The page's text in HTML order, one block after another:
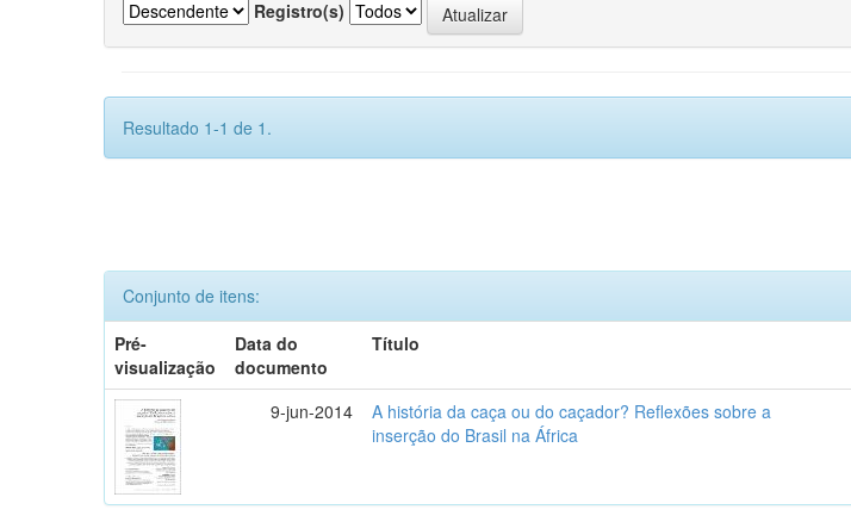
Registro(s)
Resultado 1-1 de 1.
Conjunto de itens:
Pré-
visualização
Data do
documento
Título
9-jun-2014
A história da caça ou do caçador? Reflexões sobre a
inserção do Brasil na África